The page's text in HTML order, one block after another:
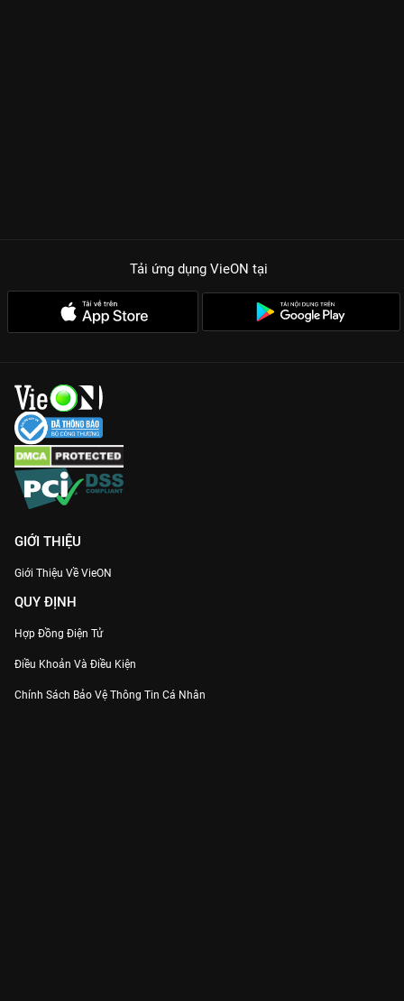
Tải ứng dụng VieON tại
GIỚI THIỆU
Giới Thiệu Về VieON
QUY ĐỊNH
Hợp Đồng Điện Tử
Điều Khoản Và Điều Kiện
Chính Sách Bảo Vệ Thông Tin Cá Nhân